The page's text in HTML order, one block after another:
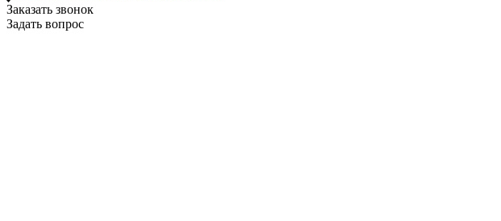
Заказать звонок
Задать вопрос